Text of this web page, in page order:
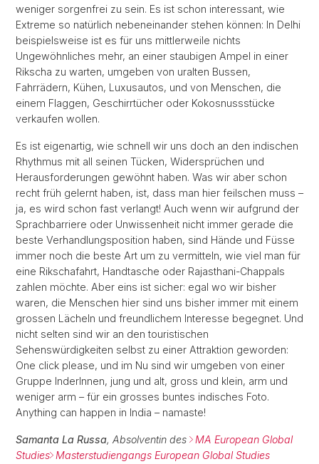
weniger sorgenfrei zu sein. Es ist schon interessant, wie
Extreme so natürlich nebeneinander stehen können: In Delhi
beispielsweise ist es für uns mittlerweile nichts
Ungewöhnliches mehr, an einer staubigen Ampel in einer
Rikscha zu warten, umgeben von uralten Bussen,
Fahrrädern, Kühen, Luxusautos, und von Menschen, die
einem Flaggen, Geschirrtücher oder Kokosnussstücke
verkaufen wollen.
Es ist eigenartig, wie schnell wir uns doch an den indischen
Rhythmus mit all seinen Tücken, Widersprüchen und
Herausforderungen gewöhnt haben. Was wir aber schon
recht früh gelernt haben, ist, dass man hier feilschen muss –
ja, es wird schon fast verlangt! Auch wenn wir aufgrund der
Sprachbarriere oder Unwissenheit nicht immer gerade die
beste Verhandlungsposition haben, sind Hände und Füsse
immer noch die beste Art um zu vermitteln, wie viel man für
eine Rikschafahrt, Handtasche oder Rajasthani-Chappals
zahlen möchte. Aber eins ist sicher: egal wo wir bisher
waren, die Menschen hier sind uns bisher immer mit einem
grossen Lächeln und freundlichem Interesse begegnet. Und
nicht selten sind wir an den touristischen
Sehenswürdigkeiten selbst zu einer Attraktion geworden:
One click please, und im Nu sind wir umgeben von einer
Gruppe InderInnen, jung und alt, gross und klein, arm und
weniger arm – für ein grosses buntes indisches Foto.
Anything can happen in India – namaste!
Samanta La Russa, Absolventin des
MA European Global
Studies Masterstudiengangs European Global Studies